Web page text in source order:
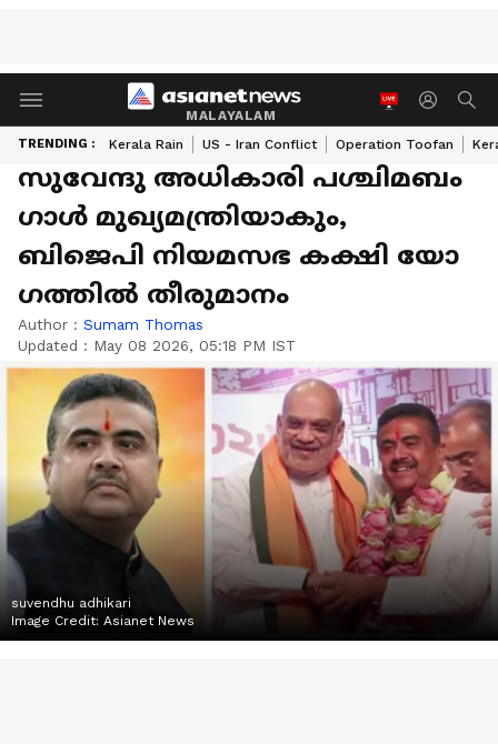
MALAYALAM
TRENDING : Kerala Rain US - Iran Conflict Operation Toofan
സുവേന്ദു അധികാരി പശ്ചിമബം​
ഗാൾ മുഖ്യമന്ത്രിയാകും,
ബിജെപി നിയമസഭ ക​ക്ഷി യോ​
ഗത്തിൽ തീരുമാനം
Author : Sumam Thomas
Updated : May 08 2026, 05:18 PM IST
suvendhu adhikari
Image Credit: Asianet News